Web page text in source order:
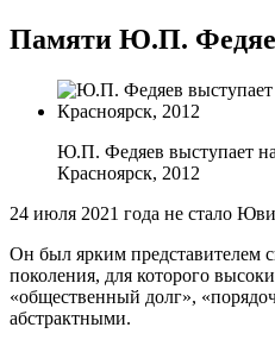
Памяти Ю.П.
Ю.П. Федяев выступает
Красноярск, 2012
24 июля 2021 года не стало
Он был ярким представителем
поколения, для которого
«общественный долг»,
абстрактными.